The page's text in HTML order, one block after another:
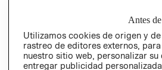
PROGRAMA
Y ÉTICA
Antes
Utilizamos cookies de origen y
rastreo de editores externos,
nuestro sitio web, personalizar
entregar publicidad